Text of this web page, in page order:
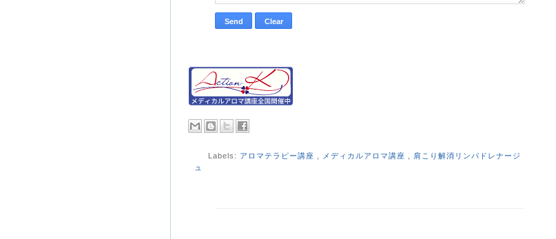
Labels: アロマテラピー講座 メディカルアロマ講座
肩こり解消リンパドレナージ
ュ